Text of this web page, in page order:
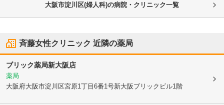
大阪市淀川区(婦人科)の病院・クリニック一覧
斉藤女性クリニック 近隣の薬局
ブリック薬局新大阪店
薬局
大阪府大阪市淀川区宮原1丁目6番1号新大阪ブリックビル1階